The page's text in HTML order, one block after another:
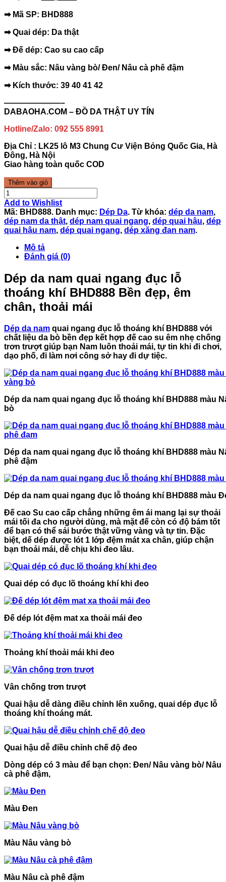
➡ Mã SP: BHD888
➡ Quai dép: Da thật
➡ Đế dép: Cao su cao cấp
➡ Màu sắc: Nâu vàng bò/ Đen/ Nâu cà phê đậm
➡ Kích thước: 39 40 41 42
———————–
DABAOHA.COM – ĐỒ DA THẬT UY TÍN
Hotline/Zalo: 092 555 8991
Địa Chỉ : LK25 lô M3 Chung Cư Viện Bỏng Quốc Gia, Hà
Đông, Hà Nội
Giao hàng toàn quốc COD
Thêm vào giỏ
Add to Wishlist
Mã: BHD888. Danh mục: Dép Da. Từ khóa: dép da nam,
dép nam da thật, dép nam quai ngang, dép quai hậu, dép
quai hậu nam, dép quai ngang, dép xăng đan nam.
Mô tả
Đánh giá (0)
Dép da nam quai ngang đục lỗ
thoáng khí BHD888 Bền đẹp, êm
chân, thoải mái
Dép da nam quai ngang đục lỗ thoáng khí BHD888 với
chất liệu da bò bền đẹp kết hợp đế cao su êm nhẹ chống
trơn trượt giúp bạn Nam luôn thoải mái, tự tin khi đi chơi,
dạo phố, đi làm nơi công sở hay đi dự tiệc.
Dép da nam quai ngang đục lỗ thoáng khí BHD888 màu
bò
Dép da nam quai ngang đục lỗ thoáng khí BHD888 màu
phê đậm
Dép da nam quai ngang đục lỗ thoáng khí BHD888 màu
Đế cao Su cao cấp chẳng những êm ái mang lại sự thoải
mái tối đa cho người dùng, mà mặt đế còn có độ bám tốt
để bạn có thể sải bước thật vững vàng và tự tin. Đặc
biệt, dế dép được lót 1 lớp đệm mát xa chân, giúp chận
bạn thoải mái, dễ chịu khi đeo lâu.
Quai dép có đục lõ thoáng khí khi đeo
Đế dép lót đệm mat xa thoải mái đeo
Thoảng khí thoải mái khi đeo
Vân chống trơn trượt
Quai hậu dễ dàng điều chỉnh lên xuống, quai dép đục lỗ
thoáng khí thoáng mát.
Quai hậu dễ điều chỉnh chế độ đeo
Dòng dép có 3 màu để bạn chọn: Đen/ Nâu vàng bò/ Nâu
cà phê đậm,
Màu Đen
Màu Nâu vàng bò
Màu Nâu cà phê đậm